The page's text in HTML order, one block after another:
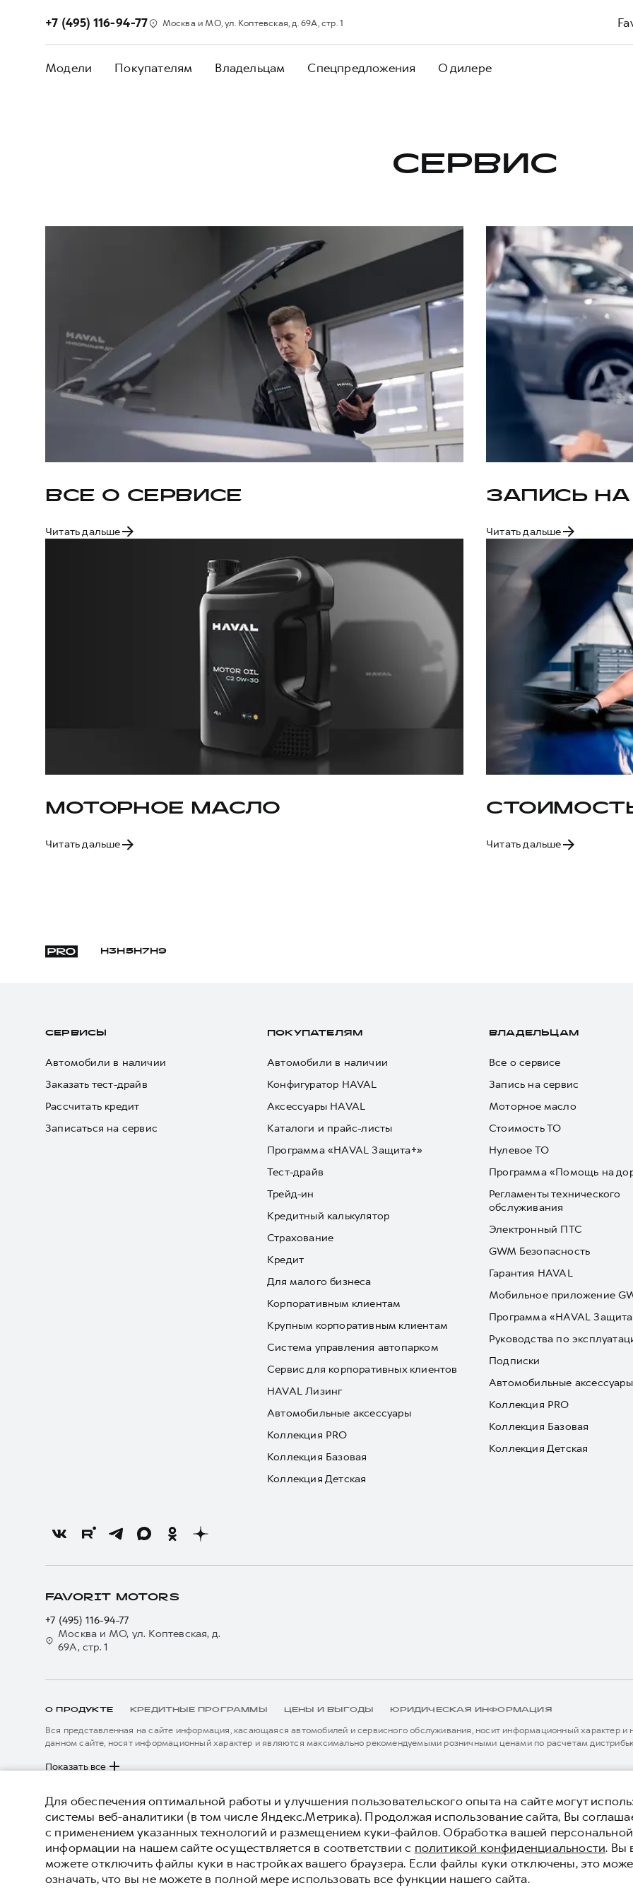
+7 (495) 116-94-77 Москва и МО, ул. Коптевская, д. 69А, стр. 1
Модели Покупателям Владельцам Спецпредложения О дилере
СЕРВИС
ВСЕ О СЕРВИСЕ
Читать дальше
ЗАПИСЬ
Читать дальше
МОТОРНОЕ МАСЛО
Читать дальше Читать дальше
H3 H5H7 H9
СЕРВИСЫ
Автомобили в наличии
Заказать тест-драйв
Рассчитать кредит
Записаться на сервис
ПОКУПАТЕЛЯМ
Автомобили в наличии
Конфигуратор HAVAL
Аксессуары HAVAL
Каталоги и прайс-листы
Программа «HAVAL Защита+»
Тест-драйв
Трейд-ин
Кредитный калькулятор
Страхование
Кредит
Для малого бизнеса
Корпоративным клиентам
Крупным корпоративным клиентам
Система управления автопарком
Сервис для корпоративных клиентов
HAVAL Лизинг
Автомобильные аксессуары
Коллекция PRO
Коллекция Базовая
Коллекция Детская
ВЛАДЕЛЬЦАМ
Все о сервисе
Запись на сервис
Моторное масло
Стоимость ТО
Нулевое ТО
Программа «Помощь на
Регламенты технического
обслуживания
Электронный ПТС
GWM Безопасность
Гарантия HAVAL
Мобильное приложение
Программа «HAVAL
Руководства по
Подписки
Автомобильные аксессуары
Коллекция PRO
Коллекция Базовая
Коллекция Детская
FAVORIT MOTORS
+7 (495) 116-94-77
Москва и МО, ул. Коптевская, д.
69А, стр. 1
О ПРОДУКТЕ КРЕДИТНЫЕ ПРОГРАММЫ ЦЕНЫ И ВЫГОДЫ ЮРИДИЧЕСКАЯ ИНФОРМАЦИЯ
Вся представленная на сайте информация, касающаяся автомобилей и сервисного обслуживания, носит информационный характер и
данном сайте, носят информационный характер и являются максимально рекомендуемыми розничными ценами по расчетам
данном сайте информация может быть изменена в любое время без предварительного уведомления.
****На некоторых автомобилях HAVAL может отсутствовать система / устройство вызова экстренных оперативных служб (блок ЭРА-
Показать все
© 2026 ООО «Грейт Волл Мотор Рус»
© 2026 ООО «Фаворит Моторс
Северо-запад»
Политика конфиденциальности Юридическая информация
Для обеспечения оптимальной работы и улучшения пользовательского опыта на сайте могут
системы веб-аналитики (в том числе Яндекс.Метрика). Продолжая использование сайта, Вы
с применением указанных технологий и размещением куки-файлов. Обработка вашей персональной
информации на нашем сайте осуществляется в соответствии с политикой конфиденциальности. Вы
можете отключить файлы куки в настройках вашего браузера. Если файлы куки отключены, это
означать, что вы не можете в полной мере использовать все функции нашего сайта.